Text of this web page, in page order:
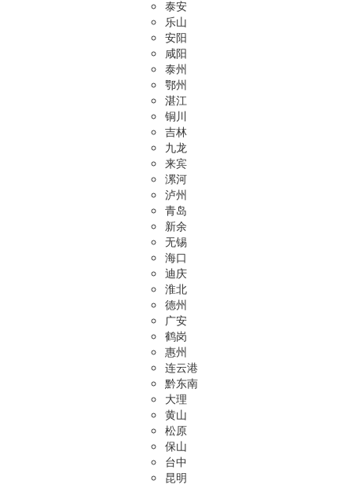
泰安
乐山
安阳
咸阳
泰州
鄂州
湛江
铜川
吉林
九龙
来宾
漯河
泸州
青岛
新余
无锡
海口
迪庆
淮北
德州
广安
鹤岗
惠州
连云港
黔东南
大理
黄山
松原
保山
台中
昆明